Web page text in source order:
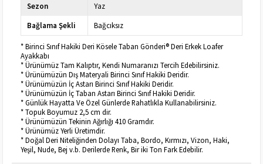
Sezon
Yaz
Bağlama Şekli
Bağcıksız
* Birinci Sınıf Hakiki Deri Kösele Taban Gönderi® Deri Erkek Loafer
Ayakkabı
* Ürünümüz Tam Kalıptır, Kendi Numaranızı Tercih Edebilirsiniz.
* Ürünümüzün Dış Materyali Birinci Sınıf Hakiki Deridir.
* Ürünümüzün İç Astarı Birinci Sınıf Hakiki Deridir.
* Ürünümüzün İç Taban Astarı Birinci Sınıf Hakiki Deridir.
* Günlük Hayatta Ve Özel Günlerde Rahatlıkla Kullanabilirsiniz.
* Topuk Boyumuz 2,5 cm dir.
* Ürünümüzün Tekinin Ağırlığı 410 Gramdır.
* Ürünümüz Yerli Üretimdir.
* Doğal Deri Niteliğinden Dolayı Taba, Bordo, Kırmızı, Vizon, Haki,
Yeşil, Nude, Bej v.b. Derilerde Renk, Bir iki Ton Fark Edebilir.